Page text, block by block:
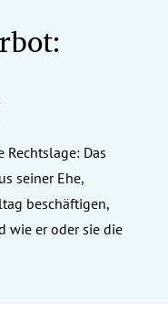
Rechtslage: Das
seiner Ehe,
beschäftigen,
wie er oder sie die